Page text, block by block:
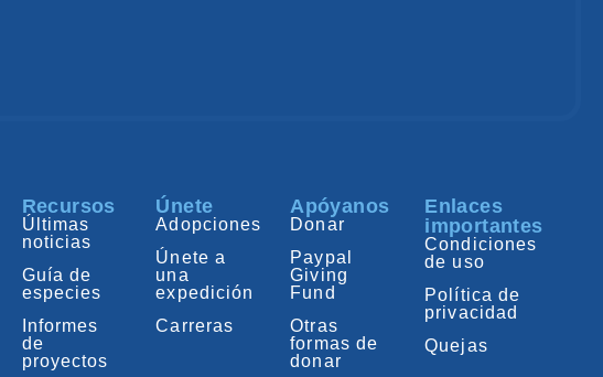
Recursos
Últimas
noticias
Guía de
especies
Informes
de
proyectos
Únete
Adopciones
Únete a
una
expedición
Carreras
Apóyanos
Donar
Paypal
Giving
Fund
Otras
formas de
donar
Enlaces
importantes
Condiciones
de uso
Política de
privacidad
Quejas